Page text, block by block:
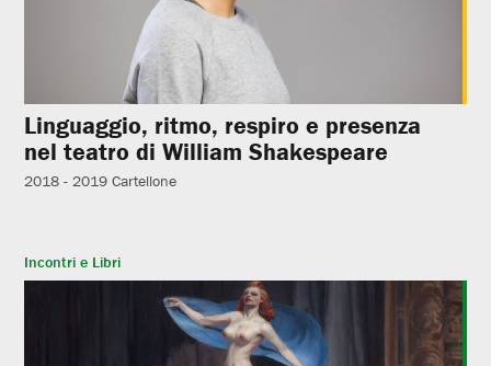
Linguaggio, ritmo, respiro e presenza
nel teatro di William Shakespeare
2018 - 2019 Cartellone
Incontri e Libri